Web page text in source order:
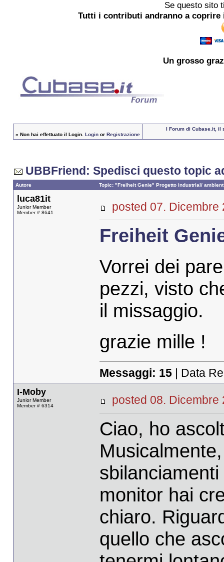
Se questo sito
Tutti i contributi andranno a
Un grosso
» Non hai effettuato il Login. Loginor Registrazione
I Forum di Cubase.it, il
UBBFriend: Spedisci questo topic
Autore Topic: "Freiheit Genie" Progetto industrial/ ambient
luca81it
Junior Member
Member # 8641
posted 07.
Freiheit
Vorrei dei
pezzi, visto
il missaggio.
grazie mille !
Messaggi: 15| Data
I-Moby
Junior Member
Member # 6314
posted 08.
Ciao, ho
monitor hai
chiaro.
quello che